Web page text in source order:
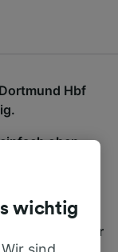
Hbf
oben
und
mit uns.
von mehr
wichtig